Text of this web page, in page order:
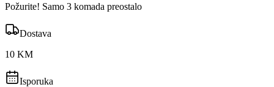
Požurite! Samo 3 komada preostalo
Dostava
10 KM
Isporuka